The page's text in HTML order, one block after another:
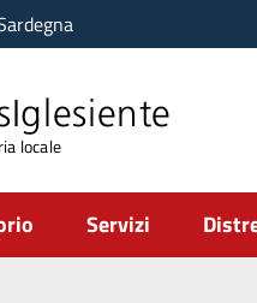
locale
Servizi